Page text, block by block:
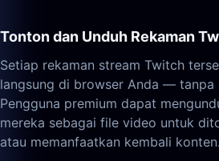
Tonton dan Unduh Rekaman
Setiap rekaman stream Twitch
langsung di browser Anda — tanpa
Pengguna premium dapat
mereka sebagai file video untuk
atau memanfaatkan kembali konten.